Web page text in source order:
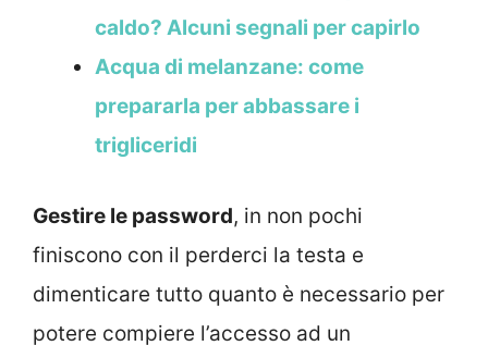
caldo? Alcuni segnali per capirlo
Acqua di melanzane: come
prepararla per abbassare i
trigliceridi
Gestire le password, in non pochi
finiscono con il perderci la testa e
dimenticare tutto quanto è necessario per
potere compiere l’accesso ad un